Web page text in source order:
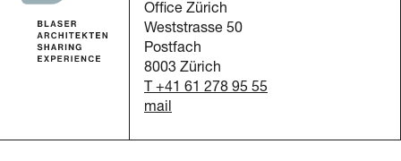
Office Zürich
Weststrasse 50
Postfach
8003 Zürich
T +41 61 278 95 55
mail